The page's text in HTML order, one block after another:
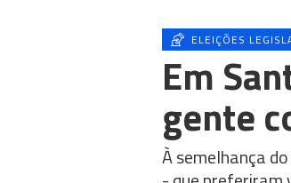
ELEIÇÕES
Em
gente
À semelhança